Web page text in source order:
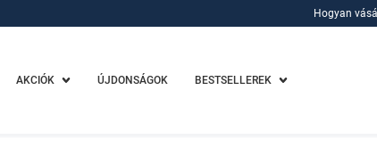
Hogyan
AKCIÓK ÚJDONSÁGOK BESTSELLEREK